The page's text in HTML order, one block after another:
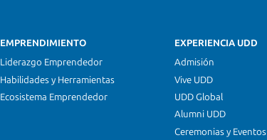
EMPRENDIMIENTO
Liderazgo Emprendedor
Habilidades y Herramientas
Ecosistema Emprendedor
EXPERIENCIA UDD
Admisión
Vive UDD
UDD Global
Alumni UDD
Ceremonias y Eventos